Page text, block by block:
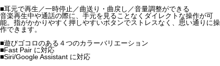
■耳元で再生／一時停止／曲送り・曲戻し／音量調整ができる
音楽再生中や通話の際に、手元を見ることなくダイレクトな操作が可
能。指がかかりやすく押しやすいボタンでストレスなく、思い通りに操
作できます。
■遊びゴコロのある４つのカラーバリエーション
■Fast Pair に対応
■Siri/Google Assistant に対応